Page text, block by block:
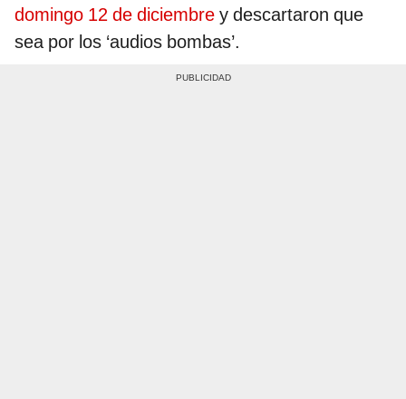
domingo 12 de diciembre y descartaron que
sea por los ‘audios bombas’.